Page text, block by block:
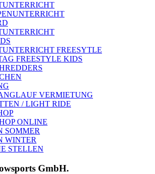
FREESYTLE
FREESTYLE KIDS
VERMIETUNG
/ LIGHT RIDE
ONLINE
SOMMER
WINTER
STELLEN
GmbH.